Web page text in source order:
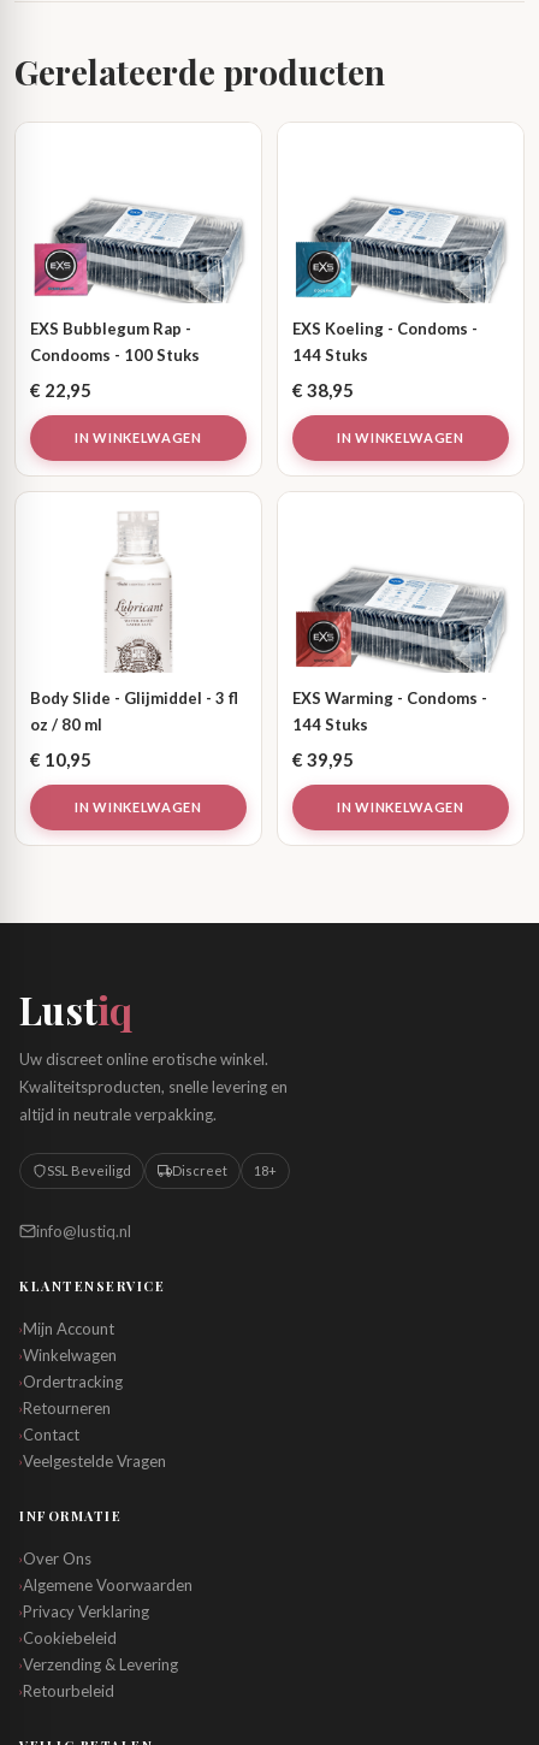
Gerelateerde producten
EXS Bubblegum Rap -
Condooms - 100 Stuks
€ 22,95
IN WINKELWAGEN
EXS Koeling - Condoms -
144 Stuks
€ 38,95
IN WINKELWAGEN
Body Slide - Glijmiddel - 3 fl
oz / 80 ml
€ 10,95
IN WINKELWAGEN
EXS Warming - Condoms -
144 Stuks
€ 39,95
IN WINKELWAGEN
Lustiq
Uw discreet online erotische winkel.
Kwaliteitsproducten, snelle levering en
altijd in neutrale verpakking.
SSL Beveiligd Discreet 18+
info@lustiq.nl
KLANTENSERVICE
›Mijn Account
›Winkelwagen
›Ordertracking
›Retourneren
›Contact
›Veelgestelde Vragen
INFORMATIE
›Over Ons
›Algemene Voorwaarden
›Privacy Verklaring
›Cookiebeleid
›Verzending & Levering
›Retourbeleid